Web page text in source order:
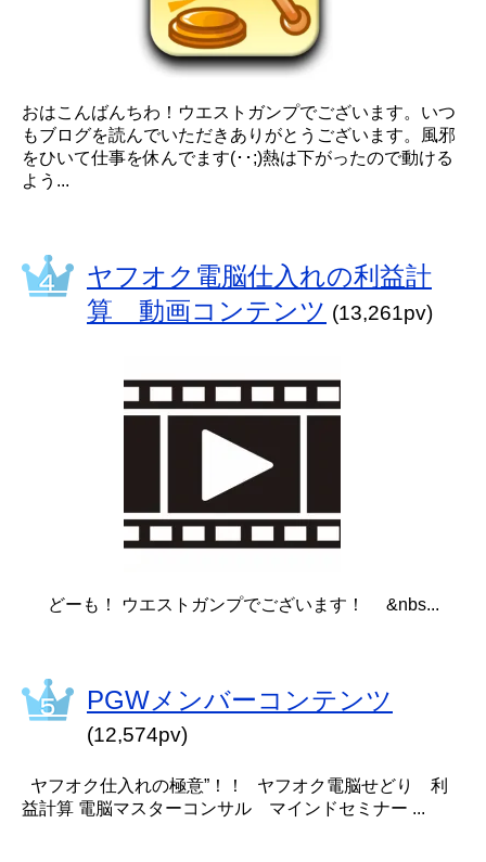
おはこんばんちわ！ウエストガンプでございます。いつ
もブログを読んでいただきありがとうございます。風邪
をひいて仕事を休んでます(･･;)熱は下がったので動ける
よう...
ヤフオク電脳仕入れの利益計
算 動画コンテンツ (13,261pv)
どーも！ ウエストガンプでございます！ &nbs...
PGWメンバーコンテンツ
(12,574pv)
ヤフオク仕入れの極意”！！ ヤフオク電脳せどり 利
益計算 電脳マスターコンサル マインドセミナー ...